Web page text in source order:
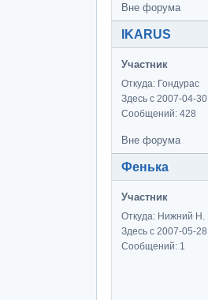
Вне форума
IKARUS
Участник
Откуда: Гондурас
Здесь с 2007-04-30
Сообщений: 428
Вне форума
Фенька
Участник
Откуда: Нижний Н.
Здесь с 2007-05-28
Сообщений: 1